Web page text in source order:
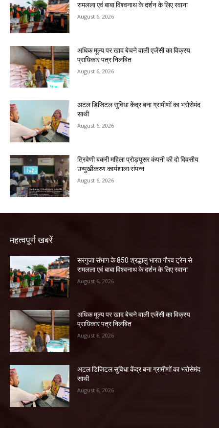
रामलला एवं बाबा विश्वनाथ के दर्शन के लिए रवाना
August 6, 2026
अधिक मूल्य पर खाद बेचने वाली एजेंसी का विक्रय
प्राधिकार पत्र निलंबित
August 6, 2026
अटल डिजिटल सुविधा केंद्र बना ग्रामीणों का भरोसेमंद
साथी
August 6, 2026
त्रिवेणी बकरी महिला प्रोड्यूसर कंपनी की दो दिवसीय
उन्मुखीकरण कार्यशाला संपन्न
August 6, 2026
महत्वपूर्ण खबरें
सरगुजा संभाग के 850 श्रद्धालु भारत गौरव ट्रेन से
रामलला एवं बाबा विश्वनाथ के दर्शन के लिए रवाना
August 6, 2026
अधिक मूल्य पर खाद बेचने वाली एजेंसी का विक्रय
प्राधिकार पत्र निलंबित
August 6, 2026
अटल डिजिटल सुविधा केंद्र बना ग्रामीणों का भरोसेमंद
साथी
August 6, 2026